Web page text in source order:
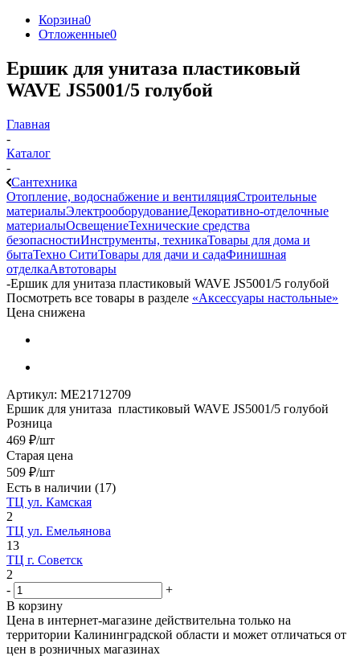
Корзина0
Отложенные0
Ершик для унитаза пластиковый
WAVE JS5001/5 голубой
Главная
-
Каталог
-
Сантехника
Отопление, водоснабжение и вентиляцияСтроительные
материалыЭлектрооборудованиеДекоративно-отделочные
материалыОсвещениеТехнические средства
безопасностиИнструменты, техникаТовары для дома и
бытаТехно СитиТовары для дачи и садаФинишная
отделкаАвтотовары
-Ершик для унитаза пластиковый WAVE JS5001/5 голубой
Посмотреть все товары в разделе «Аксессуары настольные»
Цена снижена
Артикул: МЕ21712709
Ершик для унитаза пластиковый WAVE JS5001/5 голубой
Розница
469 ₽/шт
Старая цена
509 ₽/шт
Есть в наличии (17)
ТЦ ул. Камская
2
ТЦ ул. Емельянова
13
ТЦ г. Советск
2
-
+
В корзину
Цена в интернет-магазине действительна только на
территории Калининградской области и может отличаться от
цен в розничных магазинах